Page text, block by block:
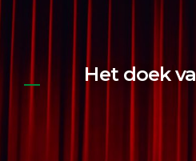
Het doek